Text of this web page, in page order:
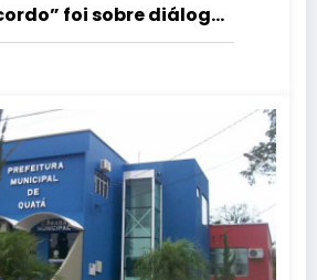
foi sobre diálogo